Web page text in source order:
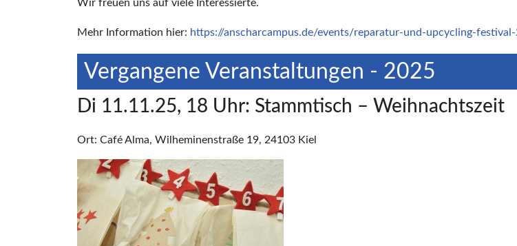
Wir freuen uns auf viele Interessierte.
Mehr Information hier: https://anscharcampus.de/events/reparatur-und-upcycling-
Vergangene Veranstaltungen - 2025
Di 11.11.25, 18 Uhr: Stammtisch – Weihnachtszeit
Ort: Café Alma, Wilheminenstraße 19, 24103 Kiel